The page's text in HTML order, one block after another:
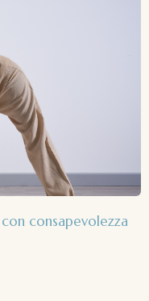
consapevolezza